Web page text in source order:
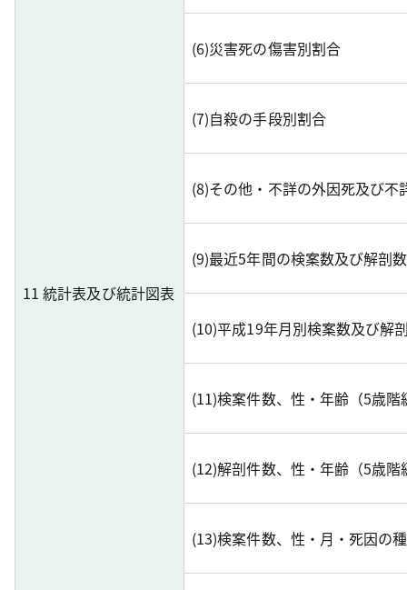
11 統計表及び統計図表
(6)災害死の傷害別割合
(7)自殺の手段別割合
(8)その他・不詳の外因死及び不
(9)最近5年間の検案数及び解剖数
(10)平成19年月別検案数及び解
(11)検案件数、性・年齢（5歳
(12)解剖件数、性・年齢（5歳
(13)検案件数、性・月・死因の